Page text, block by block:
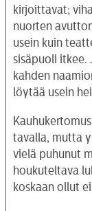
kirjoittavat;
nuorten
usein kuin
sisäpuoli itkee.
kahden
löytää usein
tavalla, mutta
vielä puhunut
houkuteltava
koskaan ollut